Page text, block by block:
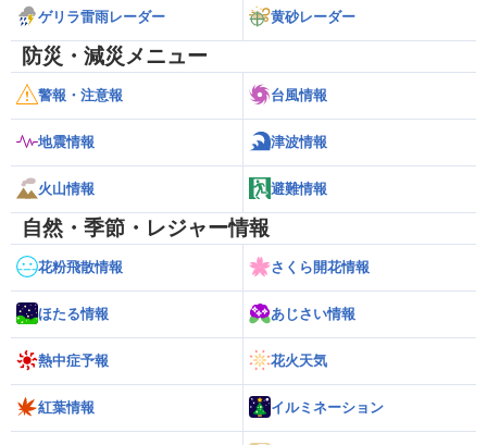
ゲリラ雷雨レーダー 黄砂レーダー
防災・減災メニュー
警報・注意報 台風情報
地震情報 津波情報
火山情報 避難情報
自然・季節・レジャー情報
花粉飛散情報 さくら開花情報
ほたる情報 あじさい情報
熱中症予報 花火天気
紅葉情報 イルミネーション